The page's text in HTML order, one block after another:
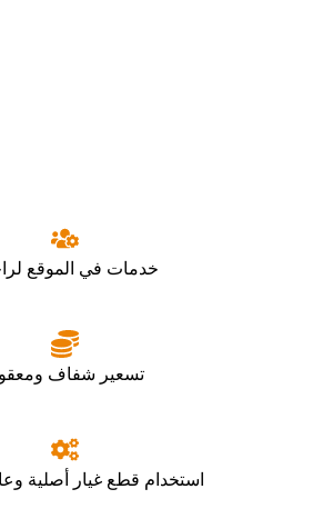
خدمات في الموقع لراحتك
تسعير شفاف ومعقول
استخدام قطع غيار أصلية وعالية الجودة